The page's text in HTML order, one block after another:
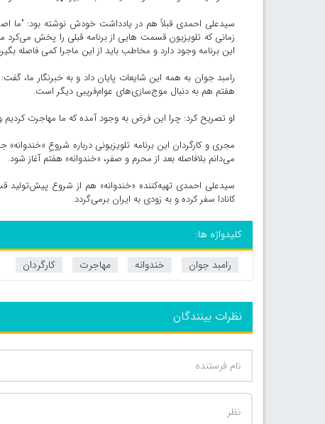
سیدعلی احمدی قبلاً هم در یادداشت خودش نوشته بود: "ما
زمانی که تلویزیون قسمت هایی از برنامه قبلی را پخش
این برنامه وجود دارد و مخاطب باید از این ماجرا کمی فاصله
رامبد جوان به همه این شایعات پایان داد و به خبرنگار
هفتم هم به دنبال موج‌سازی‌های عوام‌فریبی دیگر است.
او تصریح کرد: چرا این فرض به وجود آمده که ما مهاجرت کردیم
مجری و کارگردان این برنامه تلویزیونی درباره شروعِ
می‌دانم بلافاصله بعد از محرم و صفر، «خندوانه» هفتم آغاز شود.
سیدعلی احمدی تهیه‌کننده «خندوانه» هم از شروع
کانادا سفر کرده و به زودی به ایران برمی‌گردد.
کلیدواژه ها:
رامبد جوان
خندوانه مهاجرت کارگردان
نظرات بینندگان